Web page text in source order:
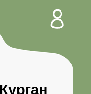
Курган